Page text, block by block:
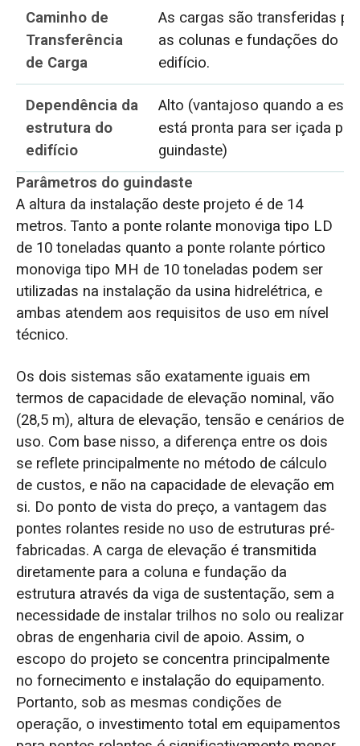
Caminho de
Transferência
de Carga
As cargas são transferidas
as colunas e fundações do
edifício.
Dependência da
estrutura do
edifício
Alto (vantajoso quando a
está pronta para ser içada por
guindaste)
Parâmetros do guindaste
A altura da instalação deste projeto é de 14
metros. Tanto a ponte rolante monoviga tipo LD
de 10 toneladas quanto a ponte rolante pórtico
monoviga tipo MH de 10 toneladas podem ser
utilizadas na instalação da usina hidrelétrica, e
ambas atendem aos requisitos de uso em nível
técnico.
Os dois sistemas são exatamente iguais em
termos de capacidade de elevação nominal, vão
(28,5 m), altura de elevação, tensão e cenários de
uso. Com base nisso, a diferença entre os dois
se reflete principalmente no método de cálculo
de custos, e não na capacidade de elevação em
si. Do ponto de vista do preço, a vantagem das
pontes rolantes reside no uso de estruturas pré-
fabricadas. A carga de elevação é transmitida
diretamente para a coluna e fundação da
estrutura através da viga de sustentação, sem a
necessidade de instalar trilhos no solo ou realizar
obras de engenharia civil de apoio. Assim, o
escopo do projeto se concentra principalmente
no fornecimento e instalação do equipamento.
Portanto, sob as mesmas condições de
operação, o investimento total em equipamentos